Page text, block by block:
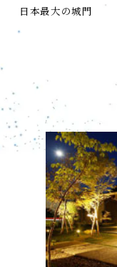
日本最大の城門